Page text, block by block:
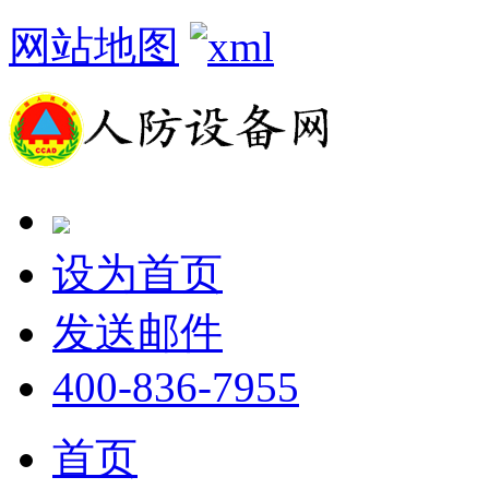
网站地图
设为首页
发送邮件
400-836-7955
首页